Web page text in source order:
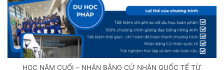
HỌC NĂM CUỐI – NHẬN BẰNG CỬ NHÂN QUỐC TẾ TỪ